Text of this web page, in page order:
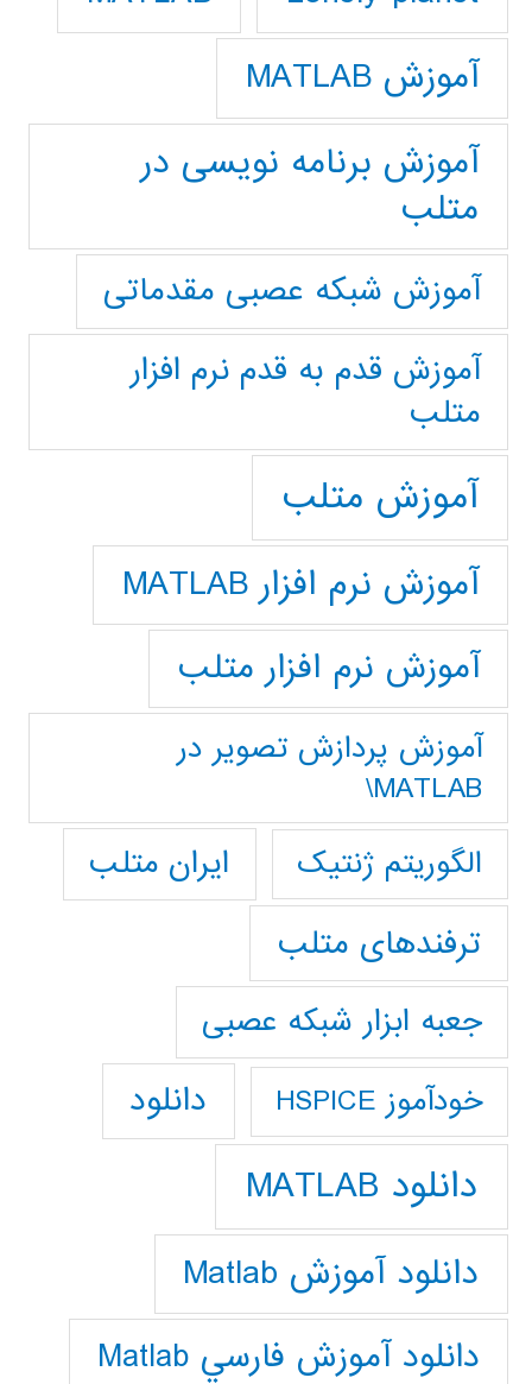
آموزش MATLAB
آموزش برنامه نویسی در
متلب
آموزش شبکه عصبی مقدماتی
آموزش قدم به قدم نرم افزار
متلب
آموزش متلب
آموزش نرم افزار MATLAB
آموزش نرم افزار متلب
آموزش پردازش تصوير در
MATLAB\
الگوریتم ژنتیک
ایران متلب
ترفندهای متلب
جعبه ابزار شبکه عصبی
خودآموز HSPICE دانلود
دانلود MATLAB
دانلود آموزش Matlab
دانلود آموزش فارسي Matlab